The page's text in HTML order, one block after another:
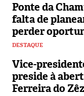
Ponte da
falta de
perder
DESTAQUE
Vice-
preside à
Ferreira do